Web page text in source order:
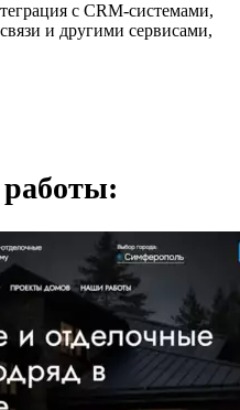
с CRM-системами,
и другими сервисами,